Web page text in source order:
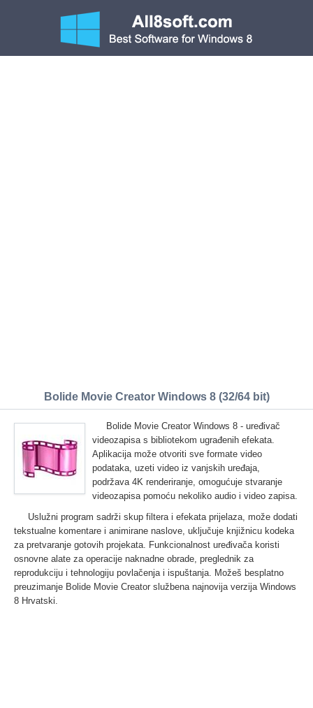
Bolide Movie Creator Windows 8 (32/64 bit)
Bolide Movie Creator Windows 8 - uređivač
videozapisa s bibliotekom ugrađenih efekata.
Aplikacija može otvoriti sve formate video
podataka, uzeti video iz vanjskih uređaja,
podržava 4K renderiranje, omogućuje stvaranje
videozapisa pomoću nekoliko audio i video zapisa.
Uslužni program sadrži skup filtera i efekata prijelaza, može dodati
tekstualne komentare i animirane naslove, uključuje knjižnicu kodeka
za pretvaranje gotovih projekata. Funkcionalnost uređivača koristi
osnovne alate za operacije naknadne obrade, preglednik za
reprodukciju i tehnologiju povlačenja i ispuštanja. Možeš besplatno
preuzimanje Bolide Movie Creator službena najnovija verzija Windows
8 Hrvatski.